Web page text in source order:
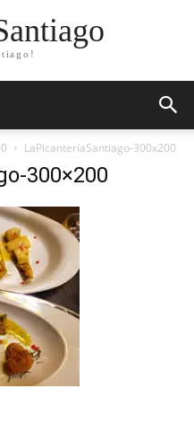
LaPicanteríaSantiago-300x200
300×200